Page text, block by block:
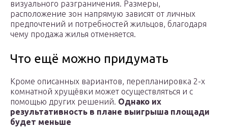
визуального разграничения. Размеры,
расположение зон напрямую зависят от личных
предпочтений и потребностей жильцов, благодаря
чему продажа жилья отменяется.
Что ещё можно придумать
Кроме описанных вариантов, перепланировка 2-х
комнатной хрущёвки может осуществляться и с
помощью других решений. Однако их
результативность в плане выигрыша площади
будет меньше